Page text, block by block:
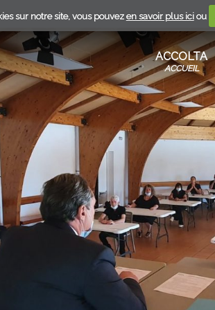
sur notre site, vous pouvez en savoir plus iciou
UN
EN
ACCOLTA
ACCUEIL